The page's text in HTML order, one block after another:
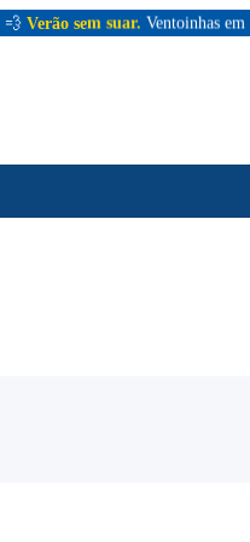
💨 Verão sem suar. Ventoinhas